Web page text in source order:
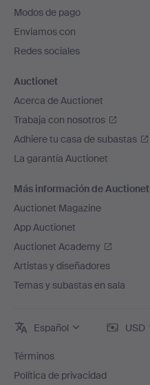
de
página
Modos de pago
Enviamos con
Redes sociales
Auctionet
Acerca de Auctionet
Trabaja con nosotros
Adhiere tu casa de subastas
La garantía Auctionet
Más información de Auctionet
Auctionet Magazine
App Auctionet
Auctionet Academy
Artistas y diseñadores
Temas y subastas en sala
Español USD
Términos
Política de privacidad